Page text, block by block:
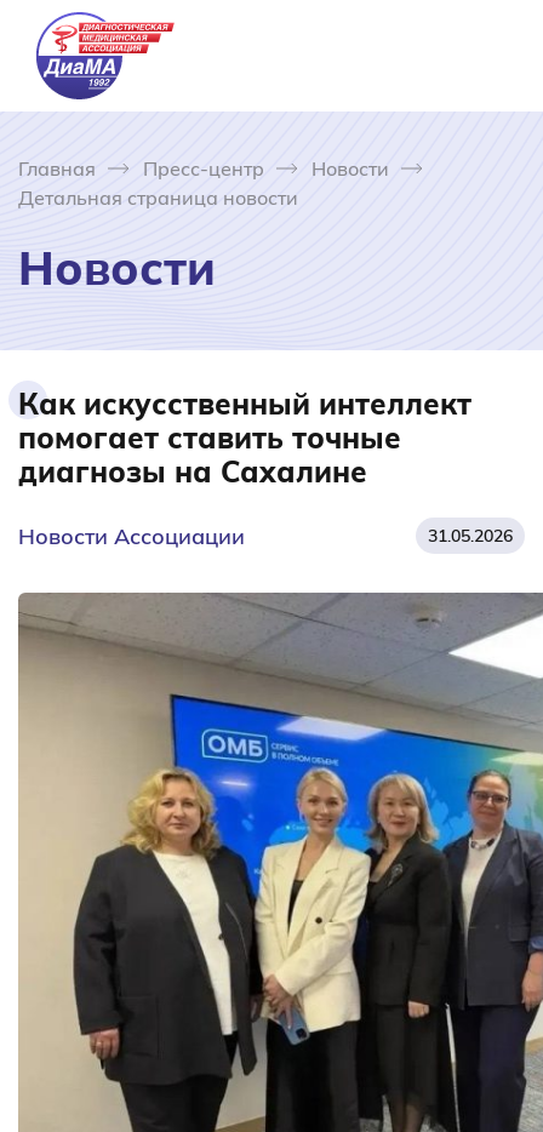
Главная Пресс-центр
Новости
Детальная страница новости
Новости
Как искусственный интеллект
помогает ставить точные
диагнозы на Сахалине
Новости Ассоциации 31.05.2026